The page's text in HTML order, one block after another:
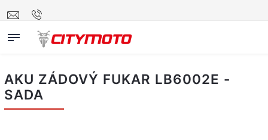
AKU ZÁDOVÝ FUKAR LB6002E -
SADA